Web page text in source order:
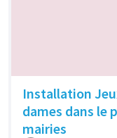
Installation
dames dans le
mairies